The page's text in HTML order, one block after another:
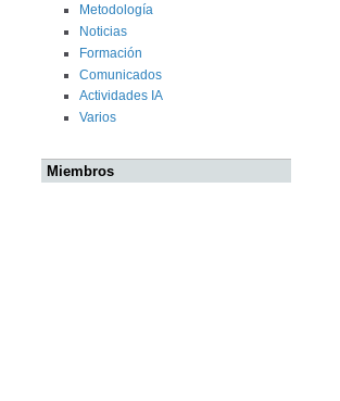
Metodología
Noticias
Formación
Comunicados
Actividades IA
Varios
Miembros